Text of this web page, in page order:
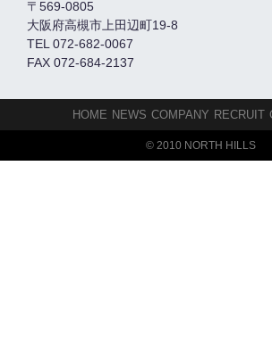
〒569-0805
大阪府高槻市上田辺町19-8
TEL 072-682-0067
FAX 072-684-2137
HOME NEWS COMPANY RECRUIT
© 2010 NORTH HILLS